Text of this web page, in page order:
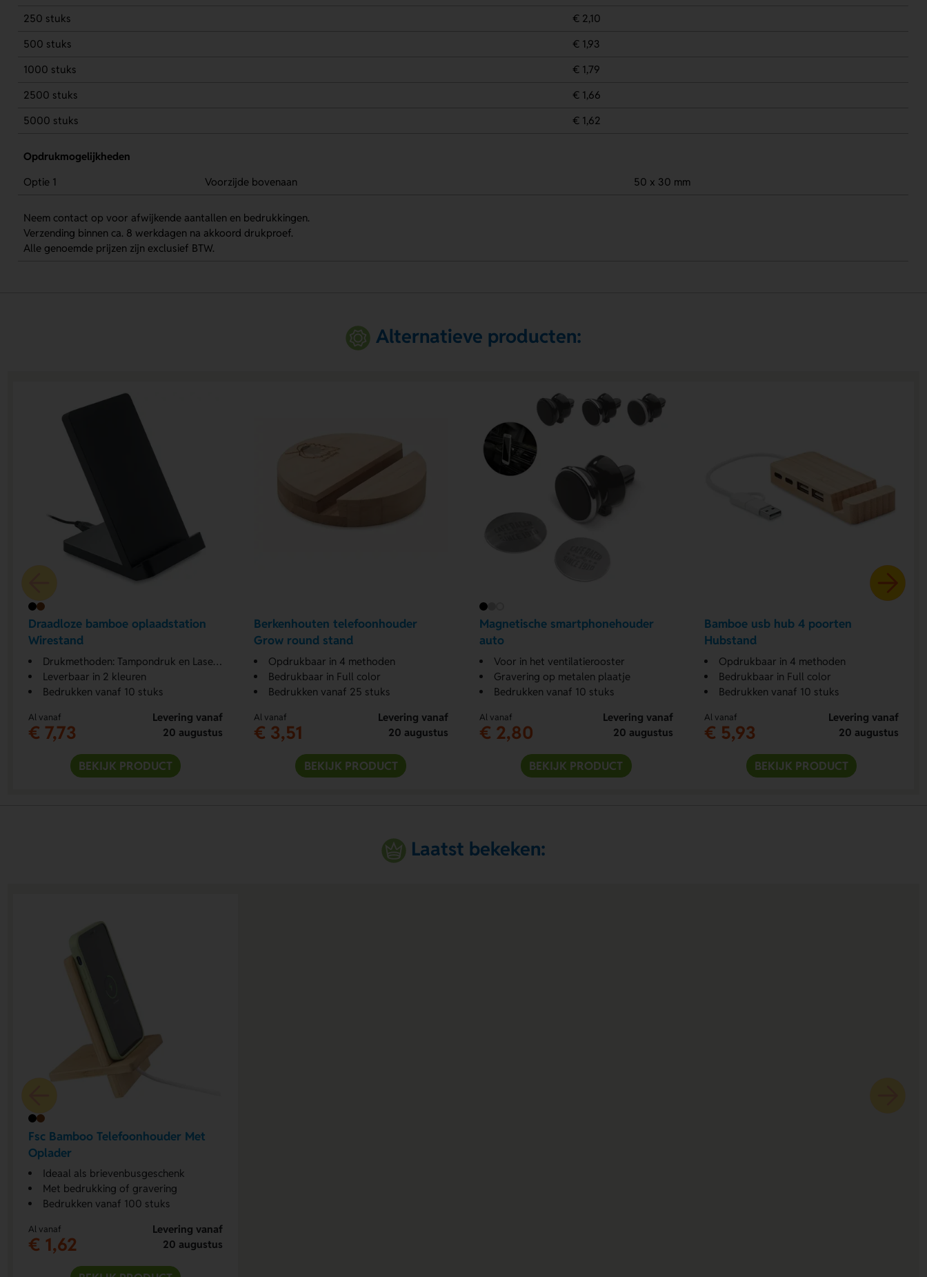
250 stuks
€ 2,10
500 stuks
€ 1,93
1000 stuks
€ 1,79
2500 stuks
€ 1,66
5000 stuks
€ 1,62
Opdrukmogelijkheden
Optie 1
Voorzijde bovenaan 50 x 30 mm
Neem contact op voor afwijkende aantallen en bedrukkingen.
Verzending binnen ca. 8 werkdagen na akkoord drukproef.
Alle genoemde prijzen zijn exclusief BTW.
Alternatieve producten:
Draadloze bamboe oplaadstation
Wirestand
Drukmethoden: Tampondruk en Lasergraveren
Leverbaar in 2 kleuren
Bedrukken vanaf 10 stuks
Al vanaf
€ 7,73
Levering vanaf
20 augustus
BEKIJK PRODUCT
Berkenhouten telefoonhouder
Grow round stand
Opdrukbaar in 4 methoden
Bedrukbaar in Full color
Bedrukken vanaf 25 stuks
Al vanaf
€ 3,51
Levering vanaf
20 augustus
BEKIJK PRODUCT
Magnetische smartphonehouder
auto
Voor in het ventilatierooster
Gravering op metalen plaatje
Bedrukken vanaf 10 stuks
Al vanaf
€ 2,80
Levering vanaf
20 augustus
BEKIJK PRODUCT
Bamboe usb hub 4 poorten
Hubstand
Opdrukbaar in 4 methoden
Bedrukbaar in Full color
Bedrukken vanaf 10 stuks
Al vanaf
€ 5,93
Levering vanaf
20 augustus
BEKIJK PRODUCT
Laatst bekeken:
Fsc Bamboo Telefoonhouder Met
Oplader
Ideaal als brievenbusgeschenk
Met bedrukking of gravering
Bedrukken vanaf 100 stuks
Al vanaf
€ 1,62
Levering vanaf
20 augustus